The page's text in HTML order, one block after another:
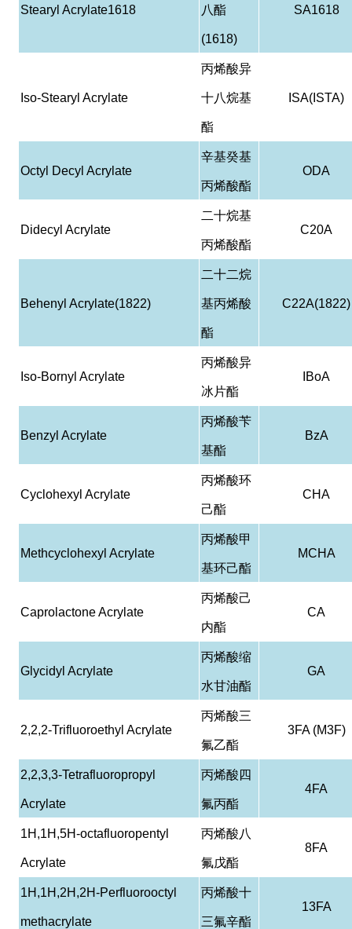
Stearyl Acrylate1618 八酯
(1618)
SA1618
Iso-Stearyl Acrylate
丙烯酸异
十八烷基
酯
ISA(ISTA)
Octyl Decyl Acrylate
辛基癸基
丙烯酸酯
ODA
Didecyl Acrylate
二十烷基
丙烯酸酯
C20A
Behenyl Acrylate(1822)
二十二烷
基丙烯酸
酯
C22A(1822)
Iso-Bornyl Acrylate
丙烯酸异
冰片酯
IBoA
Benzyl Acrylate
丙烯酸苄
基酯
BzA
Cyclohexyl Acrylate
丙烯酸环
己酯
CHA
Methcyclohexyl Acrylate
丙烯酸甲
基环己酯
MCHA
Caprolactone Acrylate
丙烯酸己
内酯
CA
Glycidyl Acrylate
丙烯酸缩
水甘油酯
GA
2,2,2-Trifluoroethyl Acrylate
丙烯酸三
氟乙酯
3FA (M3F)
2,2,3,3-Tetrafluoropropyl
Acrylate
丙烯酸四
氟丙酯
4FA
1H,1H,5H-octafluoropentyl
Acrylate
丙烯酸八
氟戊酯
8FA
1H,1H,2H,2H-Perfluorooctyl
methacrylate
丙烯酸十
三氟辛酯
13FA